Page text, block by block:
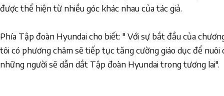
được thể hiện từ nhiều góc khác nhau của tác giả.
Phía Tập đoàn Hyundai cho biết: " Với sự bắt đầu của
tôi có phương châm sẽ tiếp tục tăng cường giáo dục để
những người sẽ dẫn dắt Tập đoàn Hyundai trong tương lai".